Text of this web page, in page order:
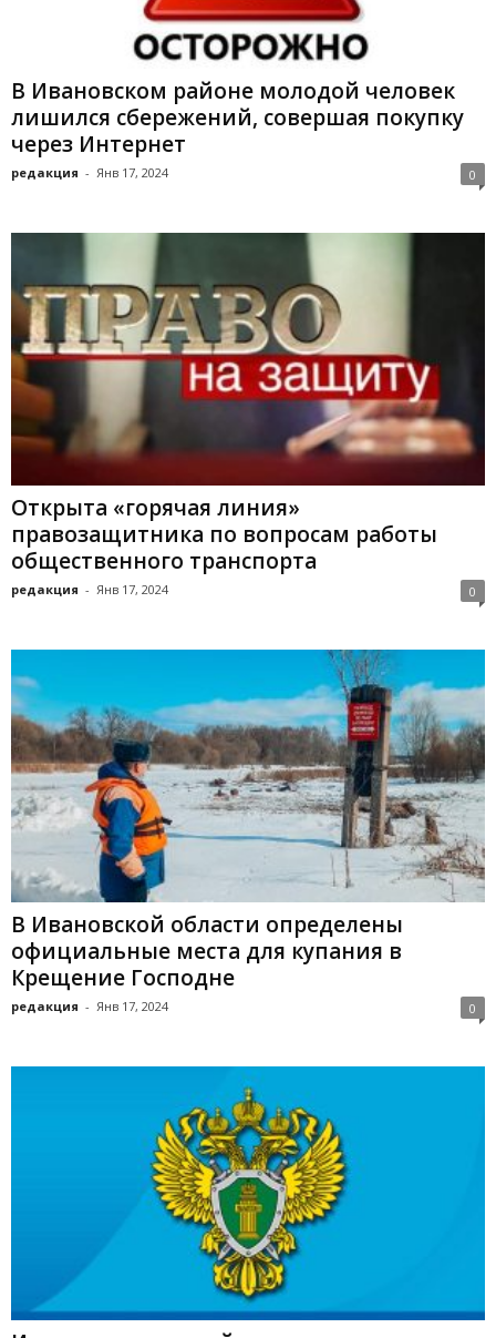
В Ивановском районе молодой человек
лишился сбережений, совершая покупку
через Интернет
редакция - Янв 17, 2024 0
Открыта «горячая линия»
правозащитника по вопросам работы
общественного транспорта
редакция - Янв 17, 2024 0
В Ивановской области определены
официальные места для купания в
Крещение Господне
редакция - Янв 17, 2024 0